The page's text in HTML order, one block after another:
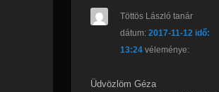
Töttös László tanár
dátum:2017-11-12 idő:
13:24 véleménye:
Üdvözlöm Géza